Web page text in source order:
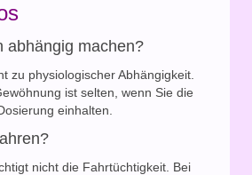
abhängig machen?
zu physiologischer Abhängigkeit.
ist selten, wenn Sie die
einhalten.
nicht die Fahrtüchtigkeit. Bei